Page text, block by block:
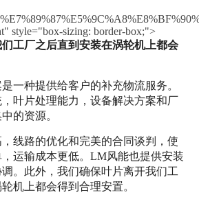
style="box-sizing: border-box;">
工厂之后直到安装在涡轮机上都会
一种提供给客户的补充物流服务。
叶片处理能力，设备解决方案和厂
的资源。
线路的优化和完美的合同谈判，使
运输成本更低。LM风能也提供安装
。此外，我们确保叶片离开我们工
机上都会得到合理安置。